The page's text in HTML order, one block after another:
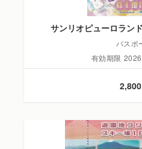
サンリオピューロラン
パスポ
有効期限